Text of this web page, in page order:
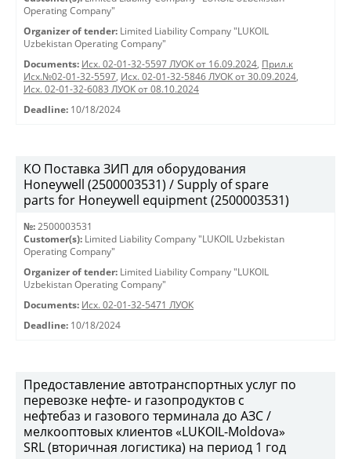
Operating Company"
Organizer of tender: Limited Liability Company "LUKOIL
Uzbekistan Operating Company"
Documents: Исх. 02-01-32-5597 ЛУОК от 16.09.2024, Прил.к
Исх.№02-01-32-5597, Исх. 02-01-32-5846 ЛУОК от 30.09.2024,
Исх. 02-01-32-6083 ЛУОК от 08.10.2024
Deadline: 10/18/2024
КО Поставка ЗИП для оборудования
Honeywell (2500003531) / Supply of spare
parts for Honeywell equipment (2500003531)
№: 2500003531
Customer(s): Limited Liability Company "LUKOIL Uzbekistan
Operating Company"
Organizer of tender: Limited Liability Company "LUKOIL
Uzbekistan Operating Company"
Documents: Исх. 02-01-32-5471 ЛУОК
Deadline: 10/18/2024
Предоставление автотранспортных услуг по
перевозке нефте- и газопродуктов с
нефтебаз и газового терминала до АЗС /
мелкооптовых клиентов «LUKOIL-Moldova»
SRL (вторичная логистика) на период 1 год